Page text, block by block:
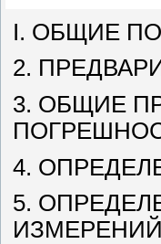
I. ОБЩИЕ
2.
3. ОБЩИЕ
4.
5.
ИЗМЕРЕНИЙ